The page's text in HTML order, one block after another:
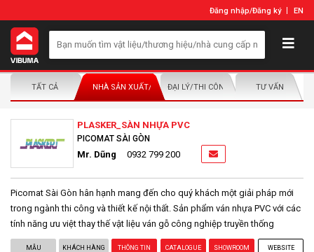
Đăng nhập/Đăng ký EN
TẤT CẢ NHÀ SẢN XUẤT/NHÀ PHÂN PHỐIĐẠI LÝ/THI CÔNG LẮP ĐẶTTƯ VẤN
PLASKER_SÀN NHỰA PVC
PICOMAT SÀI GÒN
Mr. Dũng 0932 799 200
Picomat Sài Gòn hân hạnh mang đến cho quý khách một giải pháp mới
trong ngành thi công và thiết kế nội thất. Sản phẩm ván nhựa PVC với các
tính năng ưu việt thay thế vật liệu ván gỗ công nghiệp truyền thống
MẪU KHÁCH HÀNG THÔNG TIN CATALOGUE SHOWROOM WEBSITE